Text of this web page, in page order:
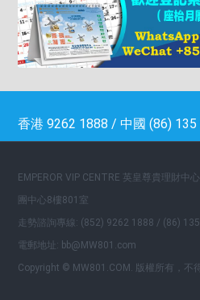
香港 9262 1888 / 中國 (86) 135
EMPEROR VIP CENTRE 英皇尊貴理財中
團中心8樓801室
走勢諮詢專線: (852) 9262 1888 / (86)
電郵地址: bb@MW801.com
Copyright © MW801.COM. 版權所有，不